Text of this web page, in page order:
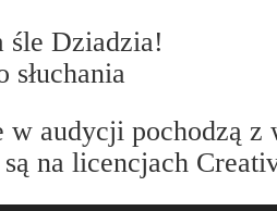
śle Dziadzia!
słuchania
audycji pochodzą z
na licencjach